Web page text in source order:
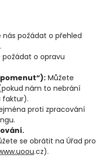
nás požádat o přehled
požádat o opravu
Můžete
nám to nebrání
faktur).
proti zpracování
se obrátit na Úřad pro
.cz).